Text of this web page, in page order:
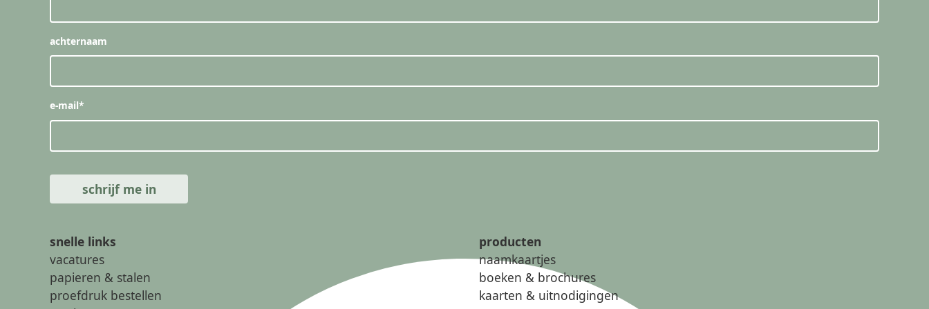
achternaam
e-mail*
snelle links
vacatures
papieren & stalen
proefdruk bestellen
producten
naamkaartjes
boeken & brochures
kaarten & uitnodigingen